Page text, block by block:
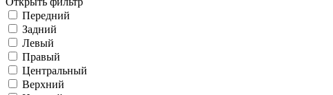
Передний
Задний
Левый
Правый
Центральный
Верхний